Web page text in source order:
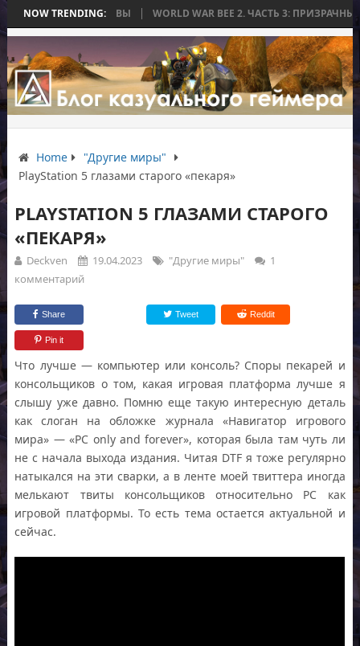
NOW TRENDING:
БЕЗ БИТВЫ WORLD WAR BEE 2. ЧАСТЬ 3: ПРИЗРАЧНЫЕ
Home
"Другие миры"
PlayStation 5 глазами старого «пекаря»
PLAYSTATION 5 ГЛАЗАМИ СТАРОГО
«ПЕКАРЯ»
Deckven 19.04.2023 "Другие миры"
1
комментарий
Share Tweet Reddit
Pin it
Что лучше — компьютер или консоль? Споры пекарей и
консольщиков о том, какая игровая платформа лучше я
слышу уже давно. Помню еще такую интересную деталь
как слоган на обложке журнала «Навигатор игрового
мира» — «PC only and forever», которая была там чуть ли
не с начала выхода издания. Читая DTF я тоже регулярно
натыкался на эти сварки, а в ленте моей твиттера иногда
мелькают твиты консольщиков относительно PC как
игровой платформы. То есть тема остается актуальной и
сейчас.